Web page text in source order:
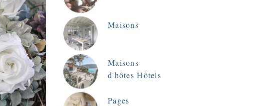
Maisons
Maisons
d'hôtes Hôtels
Pages